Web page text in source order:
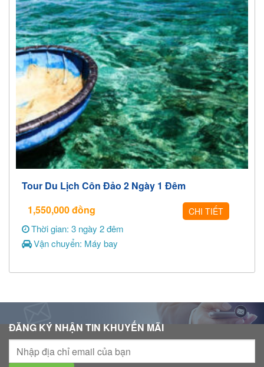
Tour Du Lịch Côn Đảo 2 Ngày 1 Đêm
1,550,000đồng CHI TIẾT
Thời gian: 3 ngày 2 đêm
Vận chuyển: Máy bay
ĐĂNG KÝ NHẬN TIN KHUYẾN MÃI